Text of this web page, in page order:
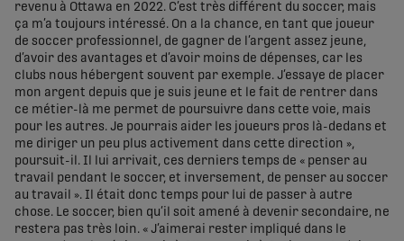
revenu à Ottawa en 2022. C’est très différent du soccer, mais
ça m’a toujours intéressé. On a la chance, en tant que joueur
de soccer professionnel, de gagner de l’argent assez jeune,
d’avoir des avantages et d’avoir moins de dépenses, car les
clubs nous hébergent souvent par exemple. J’essaye de placer
mon argent depuis que je suis jeune et le fait de rentrer dans
ce métier-là me permet de poursuivre dans cette voie, mais
pour les autres. Je pourrais aider les joueurs pros là-dedans et
me diriger un peu plus activement dans cette direction »,
poursuit-il. Il lui arrivait, ces derniers temps de « penser au
travail pendant le soccer, et inversement, de penser au soccer
au travail ». Il était donc temps pour lui de passer à autre
chose. Le soccer, bien qu’il soit amené à devenir secondaire, ne
restera pas très loin. « J’aimerai rester impliqué dans le